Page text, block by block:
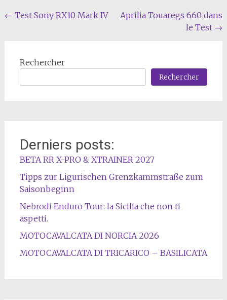
Navigation
← Test Sony RX10 Mark IV
Aprilia Touaregs 660 dans
le Test →
Rechercher
Rechercher
Derniers posts:
BETA RR X-PRO & XTRAINER 2027
Tipps zur Ligurischen Grenzkammstraße zum
Saisonbeginn
Nebrodi Enduro Tour: la Sicilia che non ti
aspetti.
MOTOCAVALCATA DI NORCIA 2026
MOTOCAVALCATA DI TRICARICO – BASILICATA